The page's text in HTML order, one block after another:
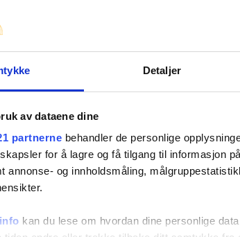
Detaljer
av dataene dine
partnerne behandler de personlige
for å lagre og få tilgang til informasjon
annonse- og innholdsmåling,
kan du lese om hvordan dine personlige
hadde jo vært å være med på det
krisen traff oss. Da hadde vi sluppet å
vi ikke var med å bygge, etter at
Da Erdogan brukte Nato-
gjaldt det for svenskene å ha gode
svensker da som tenkte det hadde vært
før krigen begynte, og ikke etter. Det